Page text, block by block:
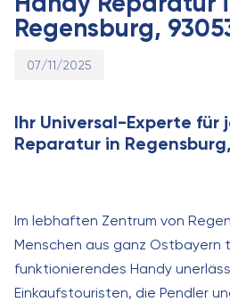
Regensburg,
07/11/2025
Ihr Universal-Experte für
Reparatur in
Im lebhaften Zentrum von
Menschen aus ganz Ostbayern
funktionierendes Handy
Einkaufstouristen, die Pendler